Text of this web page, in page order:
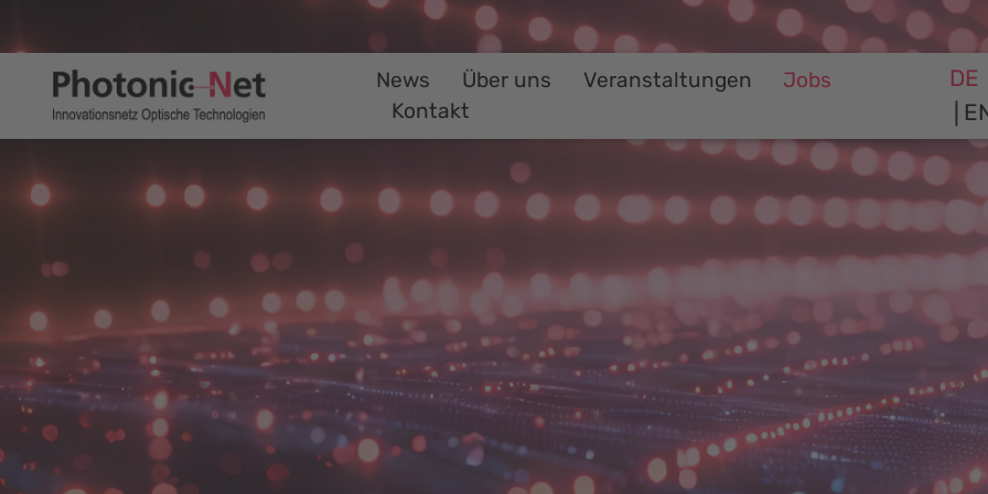
News Über uns Veranstaltungen
Jobs
Kontakt
DE